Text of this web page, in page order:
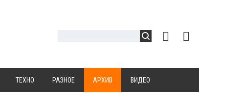
ТЕХНО РАЗНОЕ АРХИВ ВИДЕО